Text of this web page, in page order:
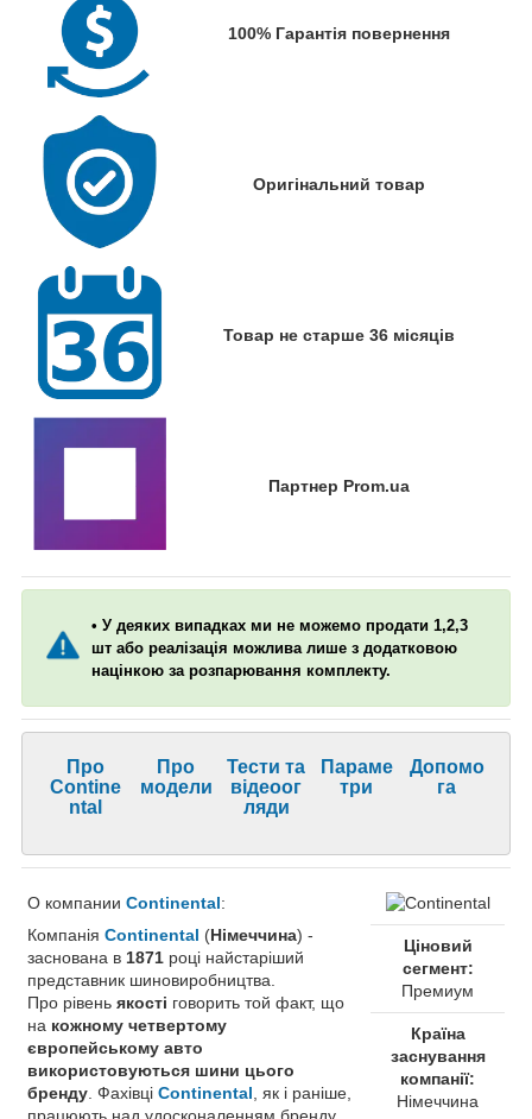
100% Гарантія повернення
Оригінальний товар
Товар не старше 36 місяців
Партнер Prom.ua
• У деяких випадках ми не можемо продати 1,2,3
шт або реалізація можлива лише з додатковою
націнкою за розпарювання комплекту.
Про
Contine
ntal
Про
модели
Тести та
відеоог
ляди
Параме
три
Допомо
га
О компании Continental:
Компанія Continental (Німеччина) -
заснована в 1871 році найстаріший
представник шиновиробництва.
Про рівень якості говорить той факт, що
на кожному четвертому
європейському авто
використовуються шини цього
бренду . Фахівці Continental , як і раніше,
працюють над удосконаленням бренду.
Ціновий
сегмент:
Премиум
Країна
заснування
компанії:
Німеччина